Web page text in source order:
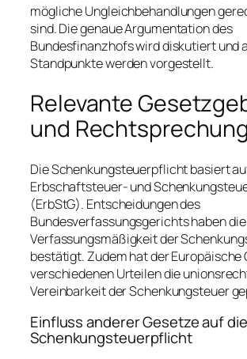
mögliche Ungleichbehandlungen
sind. Die genaue Argumentation des
Bundesfinanzhofs wird diskutiert und
Standpunkte werden vorgestellt.
Relevante
und Rechtsprechung
Die Schenkungsteuerpflicht basiert
Erbschaftsteuer- und
(ErbStG). Entscheidungen des
Bundesverfassungsgerichts haben die
Verfassungsmäßigkeit der
bestätigt. Zudem hat der Europäische
verschiedenen Urteilen die
Vereinbarkeit der Schenkungsteuer
Einfluss anderer Gesetze auf die
Schenkungsteuerpflicht